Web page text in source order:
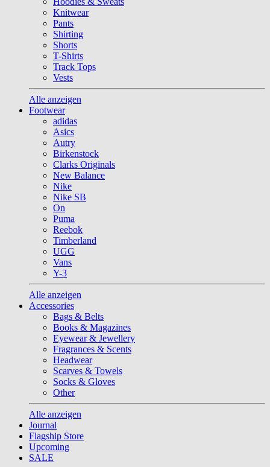
Knitwear
Pants
Shirting
Shorts
T-Shirts
Track Tops
Vests
Alle anzeigen
Footwear
adidas
Asics
Autry
Birkenstock
Clarks Originals
New Balance
Nike
Nike SB
On
Puma
Reebok
Timberland
UGG
Vans
Y-3
Alle anzeigen
Accessories
Bags & Belts
Books & Magazines
Eyewear & Jewellery
Fragrances & Scents
Headwear
Scarves & Towels
Socks & Gloves
Other
Alle anzeigen
Journal
Flagship Store
Upcoming
SALE